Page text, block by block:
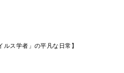
ス学者」の平凡な日常】